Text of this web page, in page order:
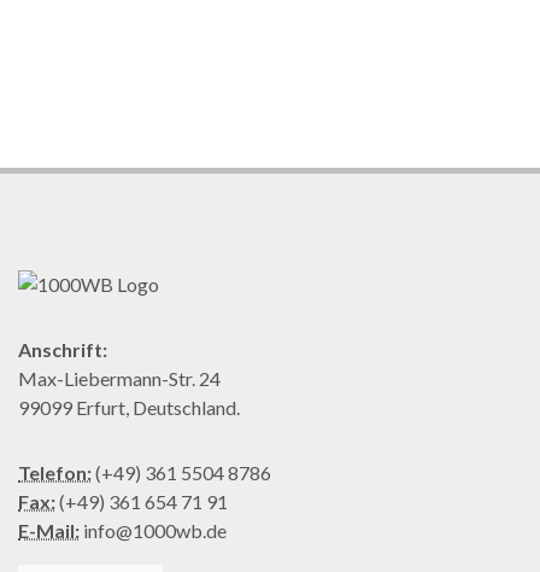
Anschrift:
Max-Liebermann-Str. 24
99099 Erfurt, Deutschland.
Telefon:(+49) 361 5504 8786
Fax:(+49) 361 654 71 91
E-Mail: info@1000wb.de